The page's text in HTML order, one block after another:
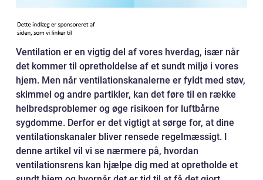
Ventilation er en vigtig del af vores hverdag, især når
det kommer til opretholdelse af et sundt miljø i vores
hjem. Men når ventilationskanalerne er fyldt med støv,
skimmel og andre partikler, kan det føre til en række
helbredsproblemer og øge risikoen for luftbårne
sygdomme. Derfor er det vigtigt at sørge for, at dine
ventilationskanaler bliver rensede regelmæssigt. I
denne artikel vil vi se nærmere på, hvordan
ventilationsrens kan hjælpe dig med at opretholde et